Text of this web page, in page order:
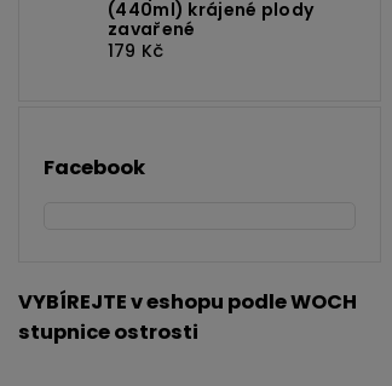
(440ml) krájené plody
zavařené
179 Kč
Facebook
VYBÍREJTE v eshopu podle WOCH
stupnice ostrosti